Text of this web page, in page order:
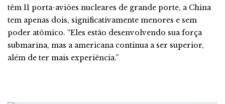
têm 11 porta-aviões nucleares de grande porte, a China
tem apenas dois, significativamente menores e sem
poder atômico. “Eles estão desenvolvendo sua força
submarina, mas a americana continua a ser superior,
além de ter mais experiência.”